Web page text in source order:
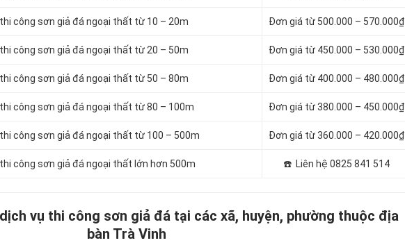
công sơn giả đá ngoại thất từ 10 – 20m Đơn giá từ 500.000 – 570.000₫
công sơn giả đá ngoại thất từ 20 – 50m Đơn giá từ 450.000 – 530.000₫
công sơn giả đá ngoại thất từ 50 – 80m Đơn giá từ 400.000 – 480.000₫
công sơn giả đá ngoại thất từ 80 – 100m Đơn giá từ 380.000 – 450.000₫
công sơn giả đá ngoại thất từ 100 – 500m Đơn giá từ 360.000 – 420.000₫
công sơn giả đá ngoại thất lớn hơn 500m ☎️ Liên hệ 0825 841 514
vụ thi công sơn giả đá tại các xã, huyện, phường thuộc địa
bàn Trà Vinh